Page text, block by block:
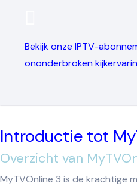
Bekijk onze IPTV-
ononderbroken
Introductie tot
Overzicht van
MyTVOnline 3 is de krachtige